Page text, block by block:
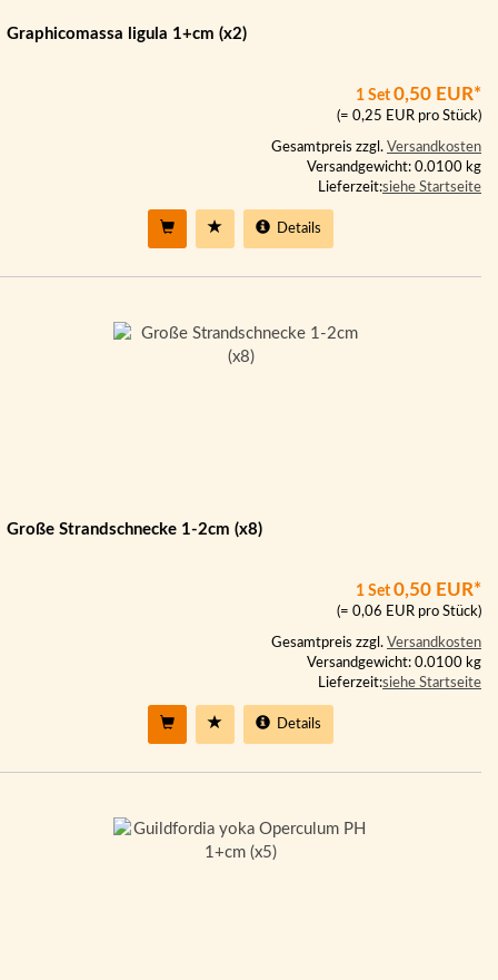
Graphicomassa ligula 1+cm (x2)
1 Set 0,50 EUR*
(= 0,25 EUR pro Stück)
Gesamtpreis zzgl. Versandkosten
Versandgewicht: 0.0100 kg
Lieferzeit:siehe Startseite
Details
Große Strandschnecke 1-2cm (x8)
1 Set 0,50 EUR*
(= 0,06 EUR pro Stück)
Gesamtpreis zzgl. Versandkosten
Versandgewicht: 0.0100 kg
Lieferzeit:siehe Startseite
Details